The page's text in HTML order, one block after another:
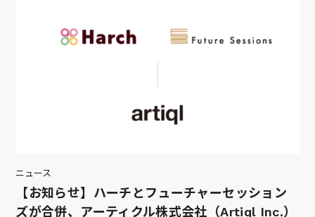
ニュース
【お知らせ】ハーチとフューチャーセッション
ズが合併、アーティクル株式会社（Artiql Inc.）